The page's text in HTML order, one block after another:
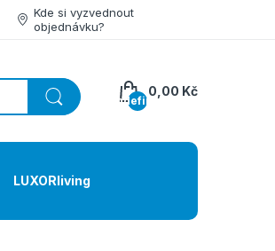
Kde si vyzvednout
objednávku?
undefined
0,00 Kč
LUXORliving